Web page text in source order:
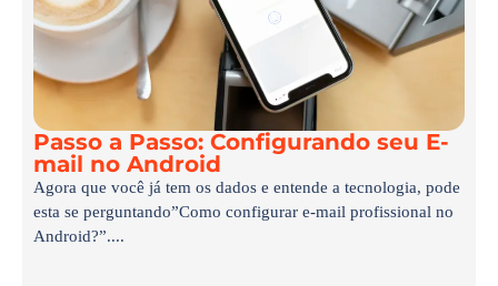
Passo a Passo: Configurando seu E-
mail no Android
Agora que você já tem os dados e entende a tecnologia, pode
esta se perguntando”Como configurar e-mail profissional no
Android?”....